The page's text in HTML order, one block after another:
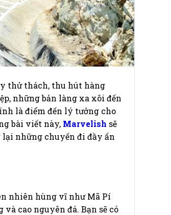
thử thách, thu hút hàng
những bản làng xa xôi đến
là điểm đến lý tưởng cho
bài viết này, Marvelish sẽ
lại những chuyến đi đầy ấn
nhiên hùng vĩ như Mã Pí
cao nguyên đá. Bạn sẽ có